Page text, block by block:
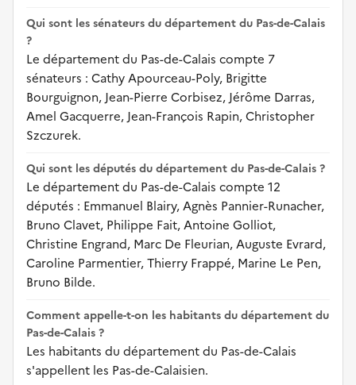
Qui sont les sénateurs du département du Pas-de-Calais
?
Le département du Pas-de-Calais compte 7
sénateurs : Cathy Apourceau-Poly, Brigitte
Bourguignon, Jean-Pierre Corbisez, Jérôme Darras,
Amel Gacquerre, Jean-François Rapin, Christopher
Szczurek.
Qui sont les députés du département du Pas-de-Calais ?
Le département du Pas-de-Calais compte 12
députés : Emmanuel Blairy, Agnès Pannier-Runacher,
Bruno Clavet, Philippe Fait, Antoine Golliot,
Christine Engrand, Marc De Fleurian, Auguste Evrard,
Caroline Parmentier, Thierry Frappé, Marine Le Pen,
Bruno Bilde.
Comment appelle-t-on les habitants du département du
Pas-de-Calais ?
Les habitants du département du Pas-de-Calais
s'appellent les Pas-de-Calaisien.